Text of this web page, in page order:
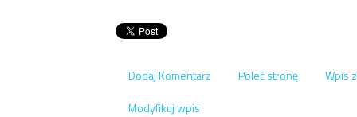
Dodaj Komentarz Poleć stronę
Wpis
Modyfikuj wpis